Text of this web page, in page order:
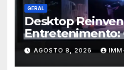
GERAL
Desktop
Entretenimento:
Nova Plataforma
Streaming com
AGOSTO 8, 2026